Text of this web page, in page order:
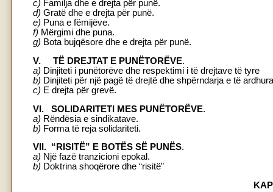
c) Familja dhe e drejta për punë.
d) Gratë dhe e drejta për punë.
e) Puna e fëmijëve.
f) Mërgimi dhe puna.
g) Bota bujqësore dhe e drejta për punë.
V. TË DREJTAT E PUNËTORËVE.
a) Dinjiteti i punëtorëve dhe respektimi i të drejtave të tyre
b) Dinjiteti për një pagë të drejtë dhe shpërndarja e të
c) E drejta për grevë.
VI. SOLIDARITETI MES PUNËTORËVE.
a) Rëndësia e sindikatave.
b) Forma të reja solidariteti.
VII. “RISITË” E BOTËS SË PUNËS.
a) Një fazë tranzicioni epokal.
b) Doktrina shoqërore dhe “risitë”